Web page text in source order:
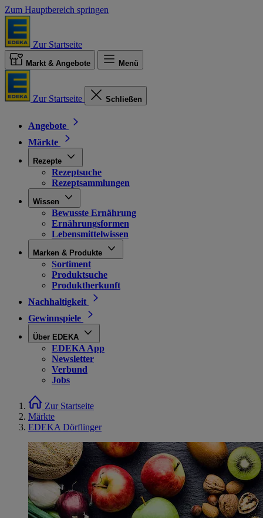
Zum Hauptbereich springen
Zur Startseite
Markt & Angebote Menü
Zur Startseite Schließen
Angebote
Märkte
Rezepte
Rezeptsuche
Rezeptsammlungen
Wissen
Bewusste Ernährung
Ernährungsformen
Lebensmittelwissen
Marken & Produkte
Sortiment
Produktsuche
Produktherkunft
Nachhaltigkeit
Gewinnspiele
Über EDEKA
EDEKA App
Newsletter
Verbund
Jobs
Zur Startseite
Märkte
EDEKA Dörflinger